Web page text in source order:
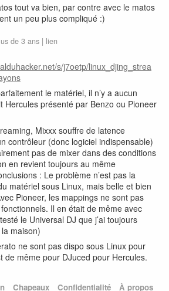
tout va bien, par contre avec le matos
un peu plus compliqué :)
de 3 ans | lien
s/j7oetp/linux_djing_strea
le matériel, il n’y a aucun
Hercules présenté par Benzo ou Pioneer
Mixxx souffre de latence
contrôleur (donc logiciel indispensable)
pas de mixer dans des conditions
en revient toujours au même
: Le problème n’est pas la
matériel sous Linux, mais belle et bien
Pioneer, les mappings ne sont pas
Il en était de même avec
le Universal DJ que j’ai toujours
maison)
ne sont pas dispo sous Linux pour
de même pour DJuced pour Hercules.
Chapeaux Confidentialité À propos